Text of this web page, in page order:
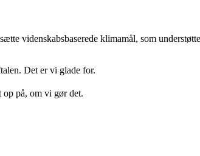
videnskabsbaserede klimamål, som
Det er vi glade for.
på, om vi gør det.